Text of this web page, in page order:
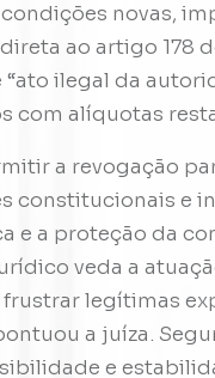
novas,
ao artigo 178
ilegal da
com alíquotas
a revogação
constitucionais e
e a proteção da
veda a
legítimas
a juíza.
e